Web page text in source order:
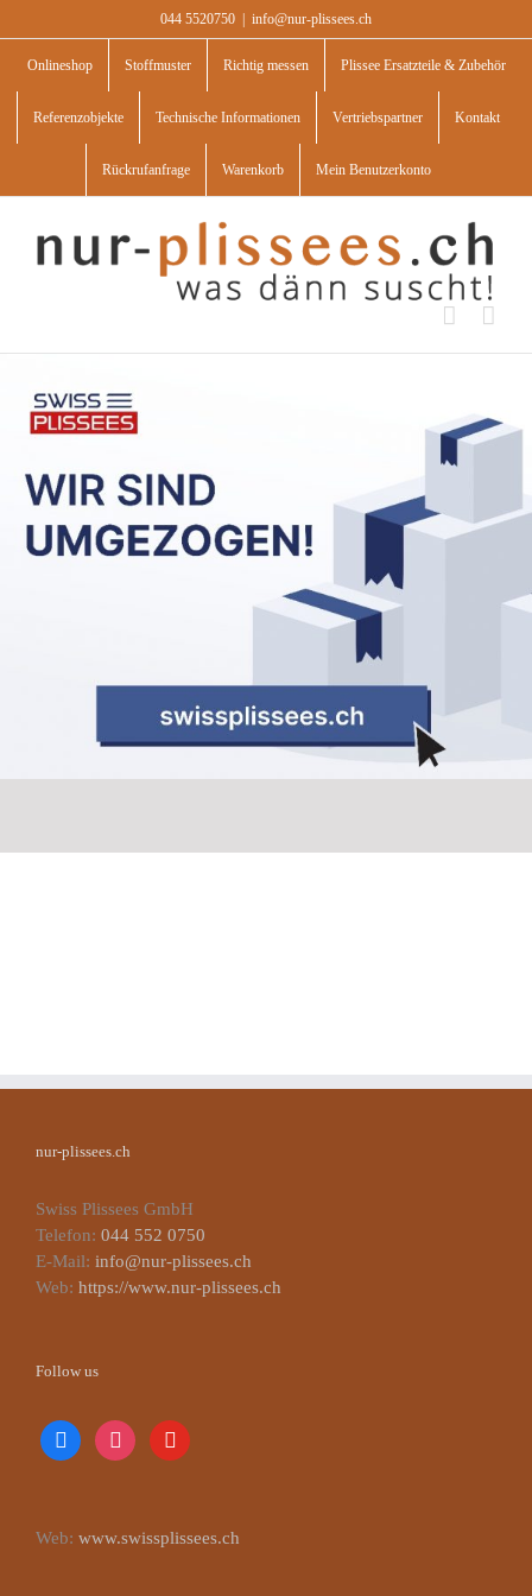
to
content
044 5520750 info@nur-plissees.ch
Onlineshop Stoffmuster Richtig messen Plissee Ersatzteile & Zubehör
Referenzobjekte Technische Informationen Vertriebspartner Kontakt
Rückrufanfrage Warenkorb Mein Benutzerkonto
nur-plissees.ch
Swiss Plissees GmbH
Telefon: 044 552 0750
E-Mail: info@nur-plissees.ch
Web: https://www.nur-plissees.ch
Follow us
facebookinstagramyoutube
Web: www.swissplissees.ch